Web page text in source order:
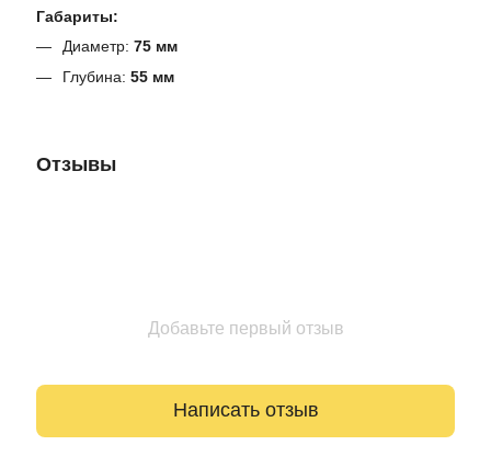
Габариты:
Диаметр: 75 мм
Глубина: 55 мм
Отзывы
Добавьте первый отзыв
Написать отзыв